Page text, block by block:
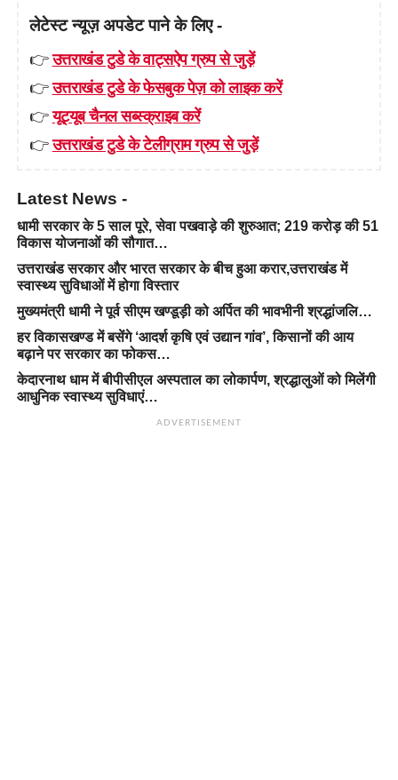
लेटेस्ट न्यूज़ अपडेट पाने के लिए -
👉उत्तराखंड टुडे के वाट्सऐप ग्रुप से जुड़ें
👉उत्तराखंड टुडे के फेसबुक पेज़ को लाइक करें
👉यूट्यूब चैनल सब्स्क्राइब करें
👉उत्तराखंड टुडे के टेलीग्राम ग्रुप से जुड़ें
Latest News -
धामी सरकार के 5 साल पूरे, सेवा पखवाड़े की शुरुआत; 219 करोड़ की 51
विकास योजनाओं की सौगात…
उत्तराखंड सरकार और भारत सरकार के बीच हुआ करार,उत्तराखंड में
स्वास्थ्य सुविधाओं में होगा विस्तार
मुख्यमंत्री धामी ने पूर्व सीएम खण्डूड़ी को अर्पित की भावभीनी श्रद्धांजलि…
हर विकासखण्ड में बसेंगे ‘आदर्श कृषि एवं उद्यान गांव’, किसानों की आय
बढ़ाने पर सरकार का फोकस…
केदारनाथ धाम में बीपीसीएल अस्पताल का लोकार्पण, श्रद्धालुओं को मिलेंगी
आधुनिक स्वास्थ्य सुविधाएं…
ADVERTISEMENT